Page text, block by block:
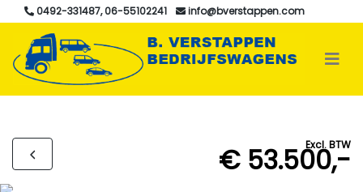
0492-331487, 06-55102241 info@bverstappen.com
Excl. BTW
€ 53.500,-